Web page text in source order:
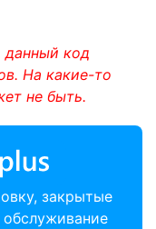
код
На какие-то
не быть.
закрытые